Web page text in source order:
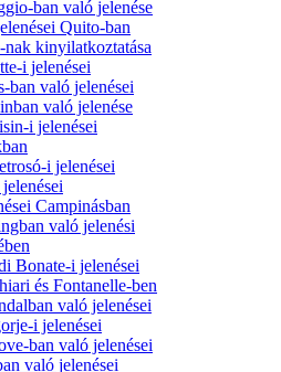
ban való jelenése
Quito-ban
kinyilatkoztatása
i jelenései
ban való jelenései
való jelenése
i jelenései
i jelenései
Campinásban
való jelenési
Bonate-i jelenései
és Fontanelle-ben
való jelenései
i jelenései
ban való jelenései
való jelenései